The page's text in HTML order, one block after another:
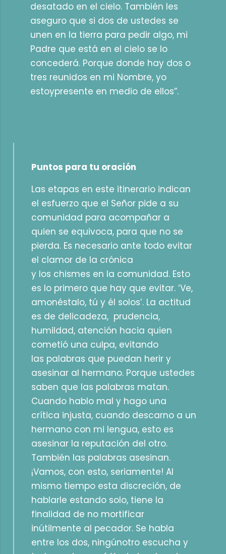
desatado en el cielo. También les
aseguro que si dos de ustedes se
unen en la tierra para pedir algo, mi
Padre que está en el cielo se lo
concederá. Porque donde hay dos o
tres reunidos en mi Nombre, yo
estoypresente en medio de ellos”.
Puntos para tu oración
Las etapas en este itinerario indican
el esfuerzo que el Señor pide a su
comunidad para acompañar a
quien se equivoca, para que no se
pierda. Es necesario ante todo evitar
el clamor de la crónica
y los chismes en la comunidad. Esto
es lo primero que hay que evitar. ‘Ve,
amonéstalo, tú y él solos’. La actitud
es de delicadeza, prudencia,
humildad, atención hacia quien
cometió una culpa, evitando
las palabras que puedan herir y
asesinar al hermano. Porque ustedes
saben que las palabras matan.
Cuando hablo mal y hago una
crítica injusta, cuando descarno a un
hermano con mi lengua, esto es
asesinar la reputación del otro.
También las palabras asesinan.
¡Vamos, con esto, seriamente! Al
mismo tiempo esta discreción, de
hablarle estando solo, tiene la
finalidad de no mortificar
inútilmente al pecador. Se habla
entre los dos, ningúnotro escucha y